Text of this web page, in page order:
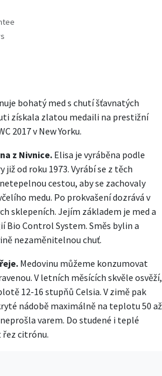
bohatý med s chutí šťavnatých
získala zlatou medaili na prestižní
2017 v New Yorku.
z Nivnice. Elisa je vyráběna podle
od roku 1973. Vyrábí se z těch
cestou, aby se zachovaly
medu. Po prokvašení dozrává v
sklepeních. Jejím základem je med a
Bio Control System. Směs bylin a
nezaměnitelnou chuť.
Medovinu můžeme konzumovat
V letních měsících skvěle osvěží,
12-16 stupňů Celsia. V zimě pak
nádobě maximálně na teplotu 50 až
varem. Do studené i teplé
řez citrónu.